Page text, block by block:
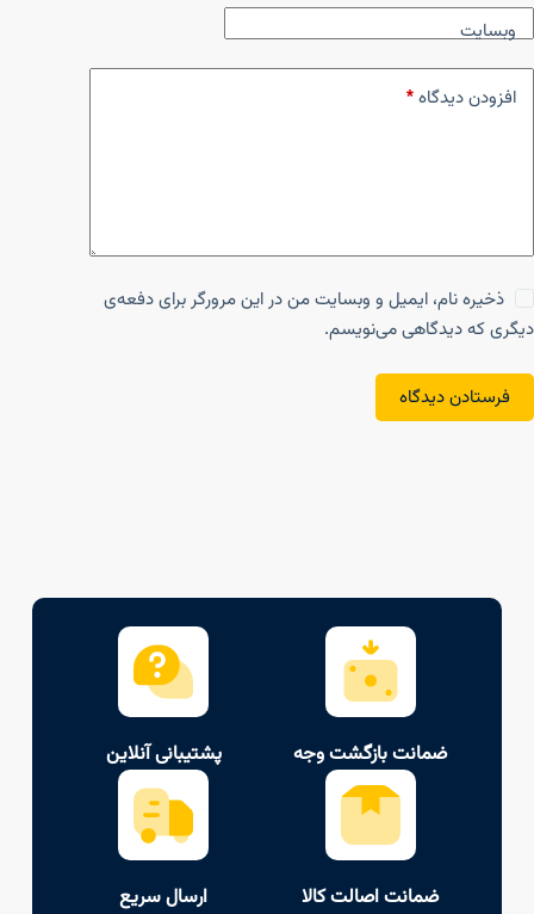
وبسایت
افزودن دیدگاه*
ذخیره نام، ایمیل و وبسایت من در این مرورگر برای دفعه‌ی
دیگری که دیدگاهی می‌نویسم.
فرستادن دیدگاه
ضمانت بازگشت وجه پشتیبانی آنلاین
ضمانت اصالت کالا ارسال سریع